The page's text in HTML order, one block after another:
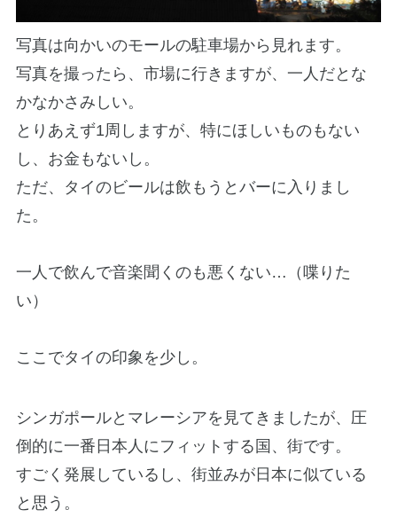
写真は向かいのモールの駐車場から見れます。
写真を撮ったら、市場に行きますが、一人だとな
かなかさみしい。
とりあえず1周しますが、特にほしいものもない
し、お金もないし。
ただ、タイのビールは飲もうとバーに入りまし
た。
一人で飲んで音楽聞くのも悪くない…（喋りた
い）
ここでタイの印象を少し。
シンガポールとマレーシアを見てきましたが、圧
倒的に一番日本人にフィットする国、街です。
すごく発展しているし、街並みが日本に似ている
と思う。